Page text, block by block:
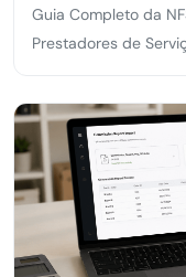
Guia Completo da
Prestadores de